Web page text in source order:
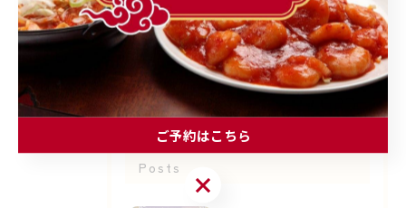
子連れ
レバニラ
最近の投稿
Posts
ご予約はこちら
ご予約はこちら